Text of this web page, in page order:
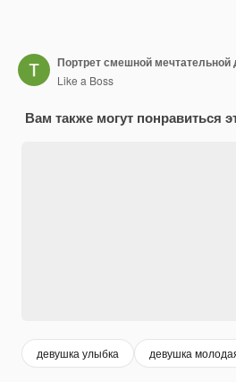
Like a Boss
Вам также могут понравиться
девушка улыбка девушка